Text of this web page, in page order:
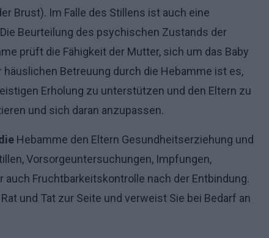
Brust). Im Falle des Stillens ist auch eine
Beurteilung des psychischen Zustands der
prüft die Fähigkeit der Mutter, sich um das Baby
Betreuung durch die Hebamme ist es,
Erholung zu unterstützen und den Eltern zu
und sich daran anzupassen.
Hebamme den Eltern Gesundheitserziehung und
Vorsorgeuntersuchungen, Impfungen,
Fruchtbarkeitskontrolle nach der Entbindung.
und Tat zur Seite und verweist Sie bei Bedarf an